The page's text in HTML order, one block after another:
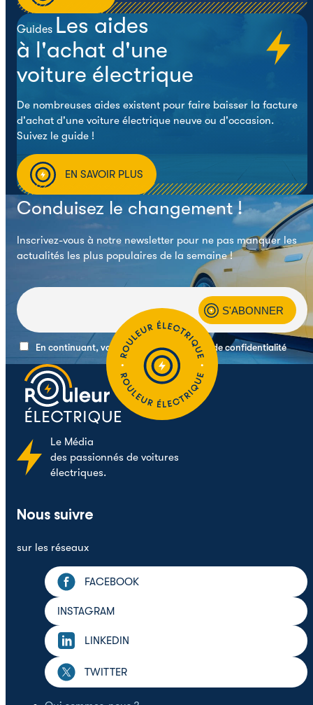
Guides Les aides
à l'achat d'une
voiture électrique
De nombreuses aides existent pour faire baisser la facture
d'achat d'une voiture électrique neuve ou d'occasion.
Suivez le guide !
EN SAVOIR PLUS
Conduisez le changement !
Inscrivez-vous à notre newsletter pour ne pas manquer les
actualités les plus populaires de la semaine !
En continuant, vous acceptez la politique de confidentialité
Le Média
des passionnés de voitures
électriques.
Nous suivre
sur les réseaux
FACEBOOK
INSTAGRAM
LINKEDIN
TWITTER